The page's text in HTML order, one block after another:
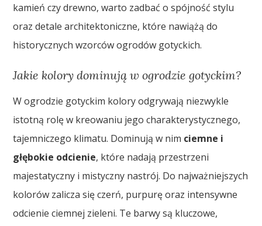
kamień czy drewno, warto zadbać o spójność stylu
oraz detale architektoniczne, które nawiążą do
historycznych wzorców ogrodów gotyckich.
Jakie kolory dominują w ogrodzie gotyckim?
W ogrodzie gotyckim kolory odgrywają niezwykle
istotną rolę w kreowaniu jego charakterystycznego,
tajemniczego klimatu. Dominują w nim ciemne i
głębokie odcienie, które nadają przestrzeni
majestatyczny i mistyczny nastrój. Do najważniejszych
kolorów zalicza się czerń, purpurę oraz intensywne
odcienie ciemnej zieleni. Te barwy są kluczowe,